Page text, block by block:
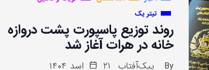
تیتر یک
روند توزیع پاسپورت پشت دروازه
خانه در هرات آغاز شد
By پیک‌آفتاب
۲۱ اسد ۱۴۰۴